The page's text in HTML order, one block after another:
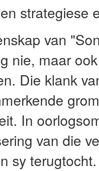
strategiese
van
nie, maar
Die klank
In
van die
sy terugtocht.